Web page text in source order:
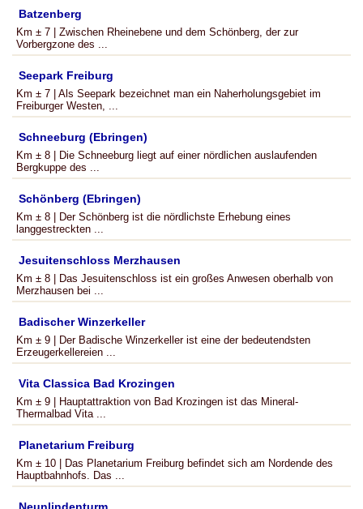
Batzenberg
Km ± 7 | Zwischen Rheinebene und dem Schönberg, der zur
Vorbergzone des ...
Seepark Freiburg
Km ± 7 | Als Seepark bezeichnet man ein Naherholungsgebiet im
Freiburger Westen, ...
Schneeburg (Ebringen)
Km ± 8 | Die Schneeburg liegt auf einer nördlichen auslaufenden
Bergkuppe des ...
Schönberg (Ebringen)
Km ± 8 | Der Schönberg ist die nördlichste Erhebung eines
langgestreckten ...
Jesuitenschloss Merzhausen
Km ± 8 | Das Jesuitenschloss ist ein großes Anwesen oberhalb von
Merzhausen bei ...
Badischer Winzerkeller
Km ± 9 | Der Badische Winzerkeller ist eine der bedeutendsten
Erzeugerkellereien ...
Vita Classica Bad Krozingen
Km ± 9 | Hauptattraktion von Bad Krozingen ist das Mineral-
Thermalbad Vita ...
Planetarium Freiburg
Km ± 10 | Das Planetarium Freiburg befindet sich am Nordende des
Hauptbahnhofs. Das ...